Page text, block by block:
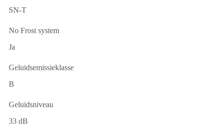
SN-T
No Frost system
Ja
Geluidsemissieklasse
B
Geluidsniveau
33 dB